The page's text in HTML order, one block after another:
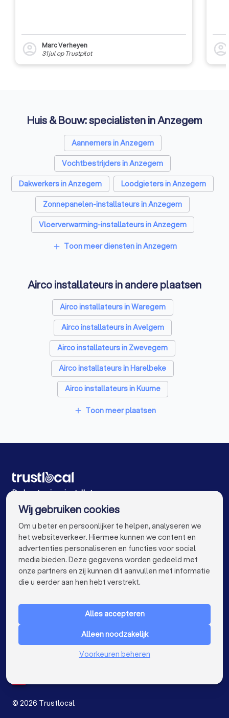
account_circle
Marc Verheyen
31 julop Trustpilot account_circle
Huis & Bouw: specialisten in Anzegem
Aannemers in Anzegem
Vochtbestrijders in Anzegem
Dakwerkers in Anzegem
Loodgieters in Anzegem
Zonnepanelen-installateurs in Anzegem
Vloerverwarming-installateurs in Anzegem
Ramen en deuren specialisten in Anzegem
Zonwering specialisten in Anzegem
Schrijnwerkers in Anzegem
Warmtepomp installateurs in Anzegem
Badkamer installateurs in Anzegem
Glashandels in Anzegem
EPC-keurders in Anzegem
Klusjesmannen in Anzegem
add Toon meer diensten in Anzegem
Airco installateurs in andere plaatsen
Airco installateurs in Waregem
Airco installateurs in Avelgem
Airco installateurs in Zwevegem
Airco installateurs in Harelbeke
Airco installateurs in Kuurne
Airco installateurs in Ronse
Airco installateurs in Izegem Emelgem
Airco installateurs in Wevelgem
Airco installateurs in Antwerpen
Airco installateurs in Gent
Airco installateurs in Brugge
Airco installateurs in Leuven
Airco installateurs in Mechelen
Airco installateurs in Kortrijk
Airco installateurs in Hasselt
add Toon meer plaatsen
De beste airco installateurs voor u
VOOR PARTICULIEREN keyboard_arrow_down
Nederland
© 2026 Trustlocal
Wij gebruiken cookies
Om u beter en persoonlijker te helpen, analyseren we
het websiteverkeer. Hiermee kunnen we content en
advertenties personaliseren en functies voor social
media bieden. Deze gegevens worden gedeeld met
onze partners en zij kunnen dit aanvullen met informatie
die u eerder aan hen hebt verstrekt.
Alles accepteren
Alleen noodzakelijk
Voorkeuren beheren